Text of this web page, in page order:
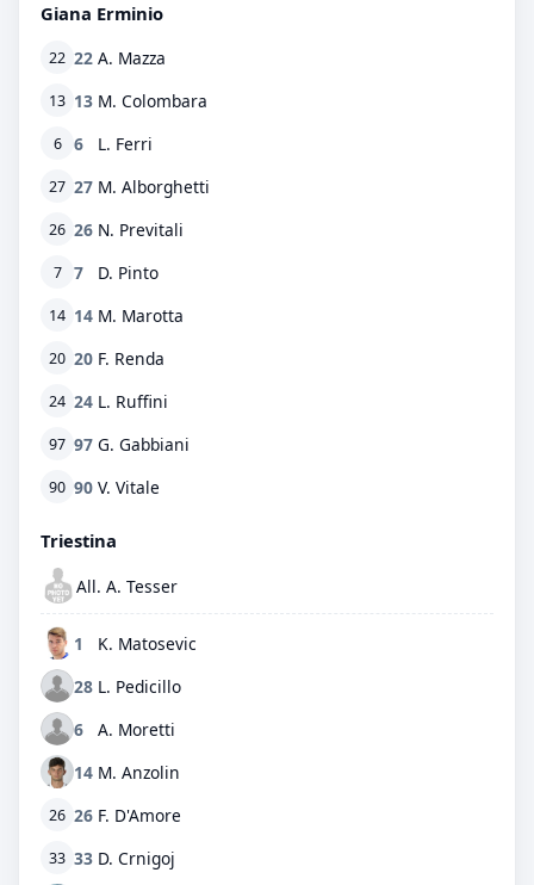
Giana Erminio
22 22 A. Mazza
13 13 M. Colombara
6 6 L. Ferri
27 27 M. Alborghetti
26 26 N. Previtali
7 7 D. Pinto
14 14 M. Marotta
20 20 F. Renda
24 24 L. Ruffini
97 97 G. Gabbiani
90 90 V. Vitale
Triestina
All. A. Tesser
1
K. Matosevic
28 L. Pedicillo
6
A. Moretti
14 M. Anzolin
26 26 F. D'Amore
33 33 D. Crnigoj